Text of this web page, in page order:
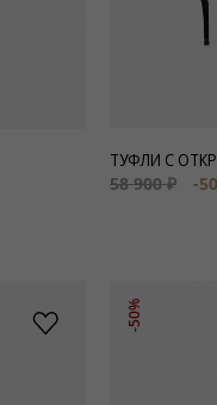
ТУФЛИ С
58 900 ₽
-
-50%